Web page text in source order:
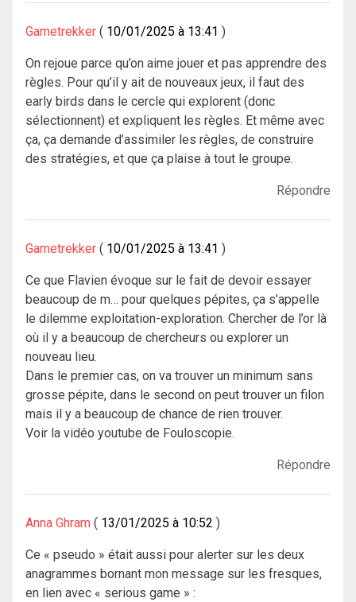
Gametrekker 10/01/2025 à 13:41
On rejoue parce qu’on aime jouer et pas apprendre des
règles. Pour qu’il y ait de nouveaux jeux, il faut des
early birds dans le cercle qui explorent (donc
sélectionnent) et expliquent les règles. Et même avec
ça, ça demande d’assimiler les règles, de construire
des stratégies, et que ça plaise à tout le groupe.
Répondre
Gametrekker 10/01/2025 à 13:41
Ce que Flavien évoque sur le fait de devoir essayer
beaucoup de m… pour quelques pépites, ça s’appelle
le dilemme exploitation-exploration. Chercher de l’or là
où il y a beaucoup de chercheurs ou explorer un
nouveau lieu.
Dans le premier cas, on va trouver un minimum sans
grosse pépite, dans le second on peut trouver un filon
mais il y a beaucoup de chance de rien trouver.
Voir la vidéo youtube de Fouloscopie.
Répondre
Anna Ghram 13/01/2025 à 10:52
Ce « pseudo » était aussi pour alerter sur les deux
anagrammes bornant mon message sur les fresques,
en lien avec « serious game » :